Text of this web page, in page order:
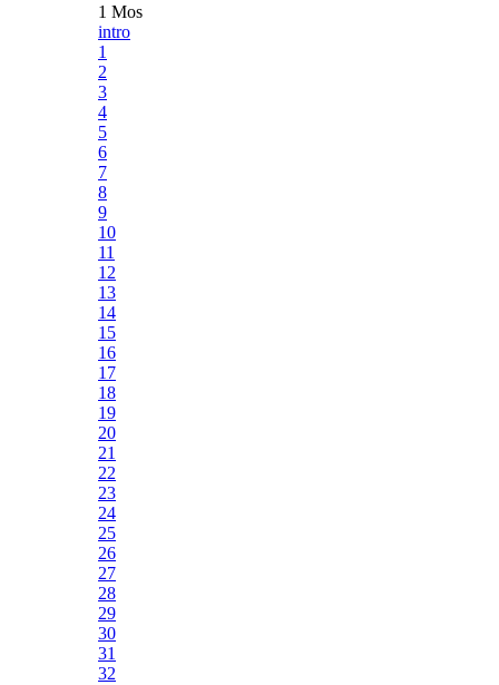
1 Mos
intro
1
2
3
4
5
6
7
8
9
10
11
12
13
14
15
16
17
18
19
20
21
22
23
24
25
26
27
28
29
30
31
32